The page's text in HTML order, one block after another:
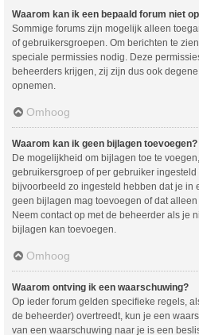
Waarom kan ik een bepaald forum niet
Sommige forums zijn mogelijk alleen
of gebruikersgroepen. Om berichten te
speciale permissies nodig. Deze
beheerders krijgen, zij zijn dus ook
opnemen.
Omhoog
Waarom kan ik geen bijlagen toevoegen?
De mogelijkheid om bijlagen toe te
gebruikersgroep of per gebruiker
bijvoorbeeld zo ingesteld hebben dat je in
geen bijlagen mag toevoegen of dat
Neem contact op met de beheerder als je
bijlagen kan toevoegen.
Omhoog
Waarom ontving ik een waarschuwing?
Op ieder forum gelden specifieke regels,
de beheerder) overtreedt, kun je een
van een waarschuwing naar je is een